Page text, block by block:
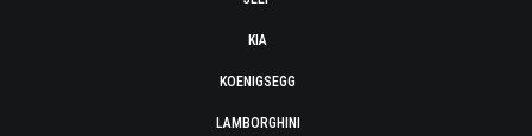
KIA
KOENIGSEGG
LAMBORGHINI